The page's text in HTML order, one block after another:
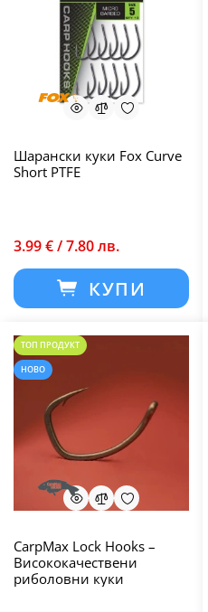
Шарански куки Fox Curve
Short PTFE
3.99 € / 7.80 лв.
КУПИ
ТОП ПРОДУКТ
НОВО
CarpMax Lock Hooks –
Висококачествени
риболовни куки